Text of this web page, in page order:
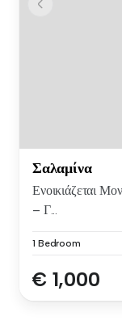
Σαλαμίνα
Ενοικιάζεται
– Γ...
1 Bedroom
€ 1,000